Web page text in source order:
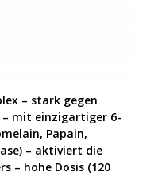
– stark gegen
– mit einzigartiger 6-
Papain,
– aktiviert die
– hohe Dosis (120